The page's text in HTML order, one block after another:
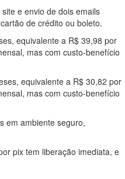
e envio de dois emails
de crédito ou boleto.
equivalente a R$ 39,98 por
mas com custo-benefício
equivalente a R$ 30,82 por
mas com custo-benefício
em ambiente seguro,
pix tem liberação imediata, e